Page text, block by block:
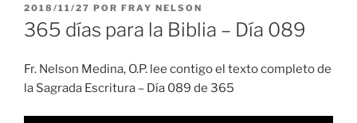
PUBLICADO
EL
2018/11/27 POR FRAY NELSON
365 días para la Biblia – Día 089
Fr. Nelson Medina, O.P. lee contigo el texto completo de
la Sagrada Escritura – Día 089 de 365